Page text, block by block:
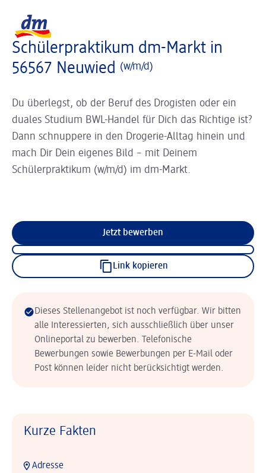
Schülerpraktikum dm-Markt in
56567 Neuwied (w/m/d)
Du überlegst, ob der Beruf des Drogisten oder ein
duales Studium BWL-Handel für Dich das Richtige ist?
Dann schnuppere in den Drogerie-Alltag hinein und
mach Dir Dein eigenes Bild – mit Deinem
Schülerpraktikum (w/m/d) im dm-Markt.
Jetzt bewerben
Link kopieren
Dieses Stellenangebot ist noch verfügbar. Wir bitten
alle Interessierten, sich ausschließlich über unser
Onlineportal zu bewerben. Telefonische
Bewerbungen sowie Bewerbungen per E-Mail oder
Post können leider nicht berücksichtigt werden.
Kurze Fakten
Adresse